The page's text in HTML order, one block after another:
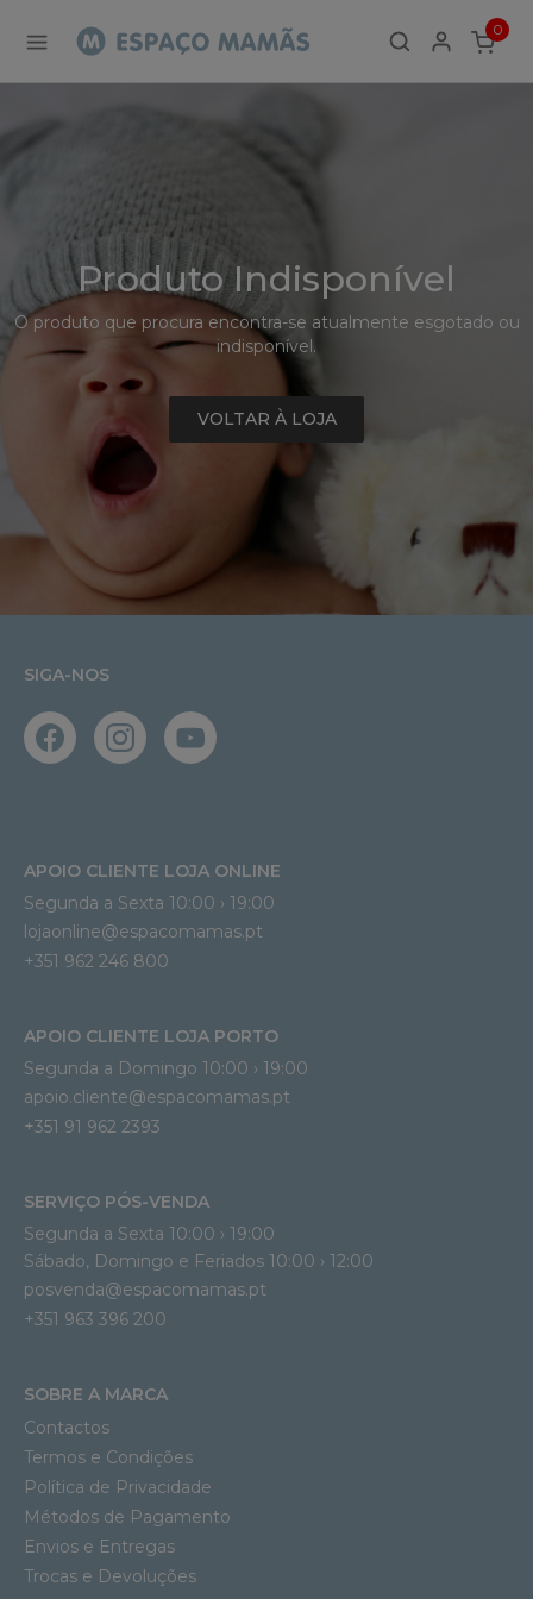
Detalhe
de
Produto
-
Produto
0
ITEMS
Produto Indisponível
O produto que procura encontra-se atualmente esgotado ou
indisponível.
VOLTAR À LOJA
SIGA-NOS
APOIO CLIENTE LOJA ONLINE
Segunda a Sexta 10:00 › 19:00
lojaonline@espacomamas.pt
+351 962 246 800
APOIO CLIENTE LOJA PORTO
Segunda a Domingo 10:00 › 19:00
apoio.cliente@espacomamas.pt
+351 91 962 2393
SERVIÇO PÓS-VENDA
Segunda a Sexta 10:00 › 19:00
Sábado, Domingo e Feriados 10:00 › 12:00
posvenda@espacomamas.pt
+351 963 396 200
SOBRE A MARCA
Contactos
Termos e Condições
Política de Privacidade
Métodos de Pagamento
Envios e Entregas
Trocas e Devoluções